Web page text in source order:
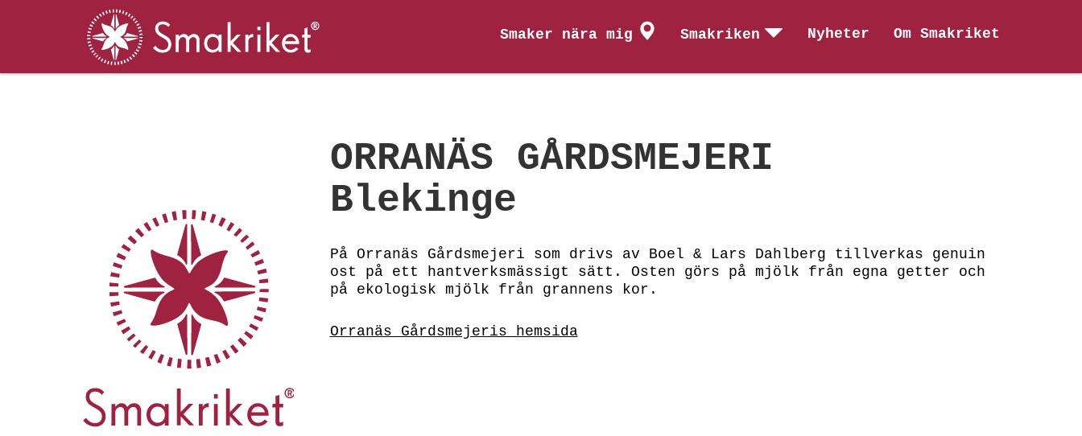
Smaker nära mig Smakriken Nyheter Om Smakriket
ORRANÄS GÅRDSMEJERI
Blekinge
På Orranäs Gårdsmejeri som drivs av Boel & Lars Dahlberg tillverkas genuin
ost på ett hantverksmässigt sätt. Osten görs på mjölk från egna getter och
på ekologisk mjölk från grannens kor.
Orranäs Gårdsmejeris hemsida